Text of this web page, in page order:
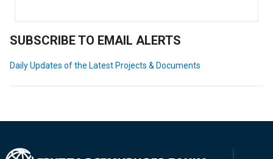
SUBSCRIBE TO EMAIL ALERTS
Daily Updates of the Latest Projects & Documents